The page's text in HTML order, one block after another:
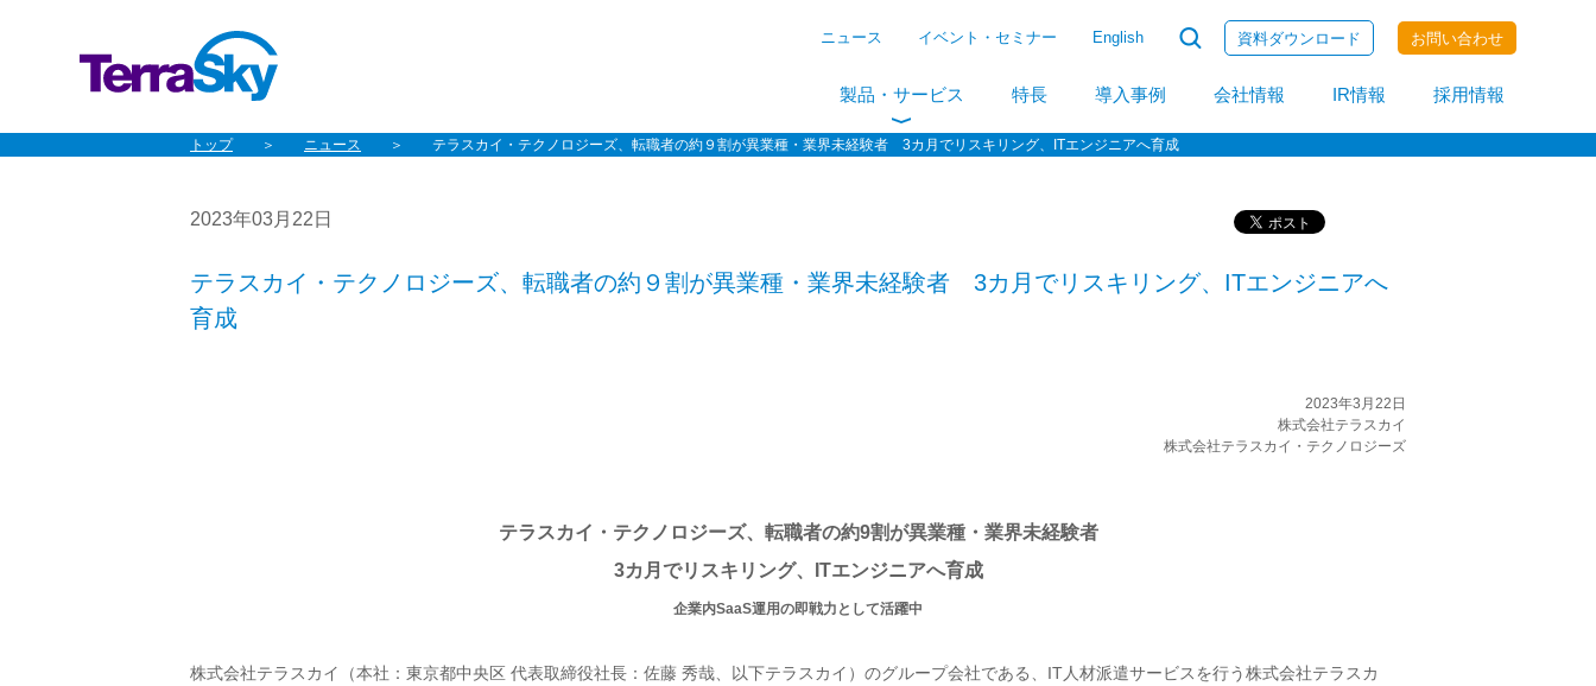
ニュース イベント・セミナー English 資料ダウンロード お問い合わせ
製品・サービス 特長 導入事例 会社情報 IR情報 採用情報
invoiceAgent
トップ ニュース テラスカイ・テクノロジーズ、転職者の約９割が異業種・業界未経験者 3カ月でリスキリング、ITエンジニアへ育成
2023年03月22日
テラスカイ・テクノロジーズ、転職者の約９割が異業種・業界未経験者 3カ月でリスキリング、ITエンジニアへ
育成
2023年3月22日
株式会社テラスカイ
株式会社テラスカイ・テクノロジーズ
テラスカイ・テクノロジーズ、転職者の約9割が異業種・業界未経験者
3カ月でリスキリング、ITエンジニアへ育成
企業内SaaS運用の即戦力として活躍中
株式会社テラスカイ（本社：東京都中央区 代表取締役社長：佐藤 秀哉、以下テラスカイ）のグループ会社である、IT人材派遣サービスを行う株式会社テラスカ